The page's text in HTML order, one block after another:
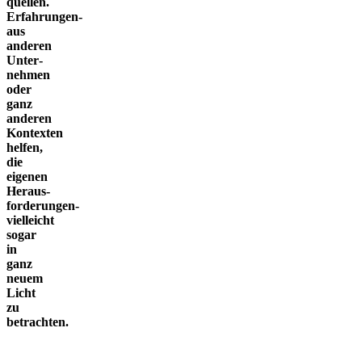
Erfahrungen­
aus
anderen
Unter­
nehmen
oder
ganz
anderen
Kontexten
helfen,
die
eigenen
Heraus­
forderungen­
vielleicht
sogar
in
ganz
neuem
Licht
zu
betrachten.